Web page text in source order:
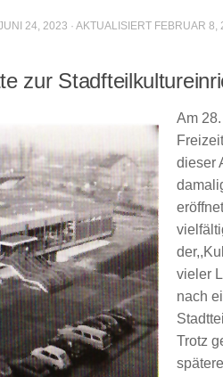
24, 2023 · AKTUALISIERT FEBRUAR 8,
zur
Am
dieser
vieler
nach
Trotz